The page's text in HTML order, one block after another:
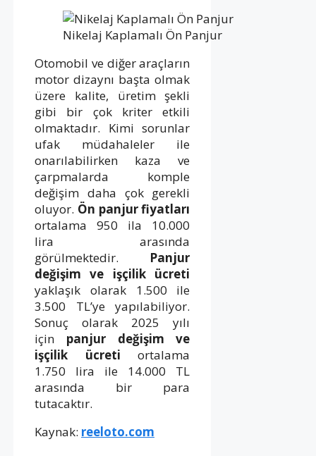
Nikelaj Kaplamalı Ön Panjur
Otomobil ve diğer araçların
motor dizaynı başta olmak
üzere kalite, üretim şekli
gibi bir çok kriter etkili
olmaktadır. Kimi sorunlar
ufak müdahaleler ile
onarılabilirken kaza ve
çarpmalarda komple
değişim daha çok gerekli
oluyor. Ön panjur fiyatları
ortalama 950 ila 10.000
lira arasında
görülmektedir. Panjur
değişim ve işçilik ücreti
yaklaşık olarak 1.500 ile
3.500 TL’ye yapılabiliyor.
Sonuç olarak 2025 yılı
için panjur değişim ve
işçilik ücreti ortalama
1.750 lira ile 14.000 TL
arasında bir para
tutacaktır.
Kaynak: reeloto.com